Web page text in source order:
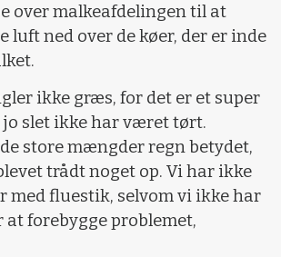
over malkeafdelingen til at
luft ned over de køer, der er inde
ikke græs, for det er et super
jo slet ikke har været tørt.
store mængder regn betydet,
trådt noget op. Vi har ikke
med fluestik, selvom vi ikke har
forebygge problemet,